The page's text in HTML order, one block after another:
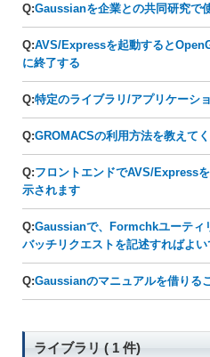
Q:Gaussianを企業との共同研究で
Q:AVS/Expressを起動すると
に終了する
Q:特定のライブラリ/アプリケーシ
Q:GROMACSの利用方法を教えて
Q:フロントエンドでAVS/Express
示されます
Q:Gaussianで、Formchkユーティ
バッチリクエストを記述すればよい
Q:Gaussianのマニュアルを借りる
ライブラリ ( 1 件)